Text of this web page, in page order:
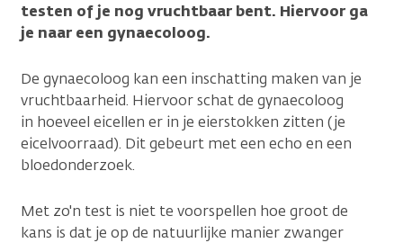
testen of je nog vruchtbaar bent. Hiervoor ga
je naar een gynaecoloog.
De gynaecoloog kan een inschatting maken van je
vruchtbaarheid. Hiervoor schat de gynaecoloog
in hoeveel eicellen er in je eierstokken zitten (je
eicelvoorraad). Dit gebeurt met een echo en een
bloedonderzoek.
Met zo'n test is niet te voorspellen hoe groot de
kans is dat je op de natuurlijke manier zwanger